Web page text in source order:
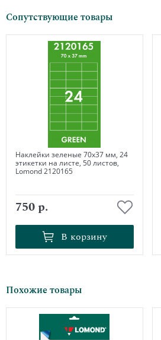
Сопутствующие товары
Наклейки зеленые 70х37 мм, 24
этикетки на листе, 50 листов,
Lomond 2120165
750 р.
В корзину
В корзину
Похожие товары